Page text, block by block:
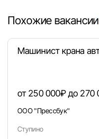
Похожие
Машинист крана
от 250 000₽ до 270
ООО "Прессбук"
Ступино